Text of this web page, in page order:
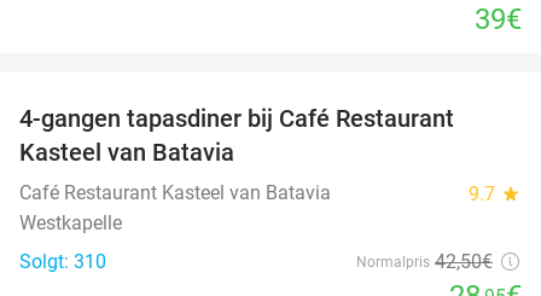
39€
4-gangen tapasdiner bij Café Restaurant
Kasteel van Batavia
Café Restaurant Kasteel van Batavia 9.7 star
Westkapelle
Solgt: 310
Normalpris 42,50€